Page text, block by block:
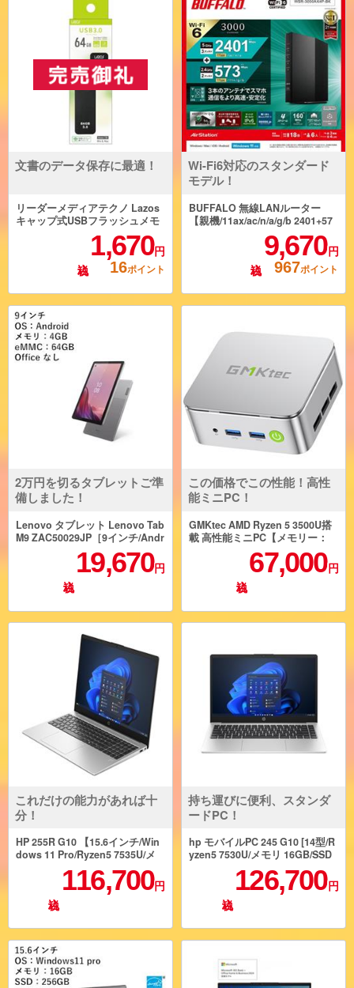
文書のデータ保存に最適！
リーダーメディアテクノ Lazos
キャップ式USBフラッシュメモ
リー【110MB/s 50MB/s 64GB/ブ
ラック】 L-US64-CPB1,670円
16ポイント
Wi-Fi6対応のスタンダード
モデル！
BUFFALO 無線LANルーター
【親機/11ax/ac/n/a/g/b 2401+57
3Mbps/ブラック】 WSR-3000A
9,670 円
967ポイント
2万円を切るタブレットご準
備しました！
Lenovo タブレット Lenovo Tab
M9 ZAC50029JP［9インチ/Andr
oid/MediaTek Helio G80/メモリ4
GB/64GB(eMMC)］ ZAC50029J
19,670円
この価格でこの性能！高性
能ミニPC！
GMKtec AMD Ryzen 5 3500U搭
載 高性能ミニPC【メモリー：
１６GB/SSD：512GB/Windows
11 Pro】 G10-16-512-W11Pro-3
67,000 円
これだけの能力があれば十
分！
HP 255R G10 【15.6インチ/Win
dows 11 Pro/Ryzen5 7535U/メ
モリ16GB/SSD256GB/Officeな
し】 C39BPAT-AAGC
116,700円
持ち運びに便利、スタンダ
ードPC！
hp モバイルPC 245 G10 [14型/R
yzen5 7530U/メモリ 16GB/SSD
512/Windows 11 Pro] B9NN4AT-
126,700 円